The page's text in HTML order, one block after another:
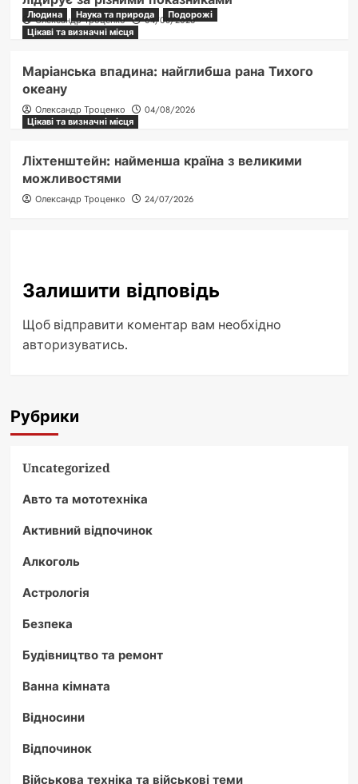
Олександр Троценко 04/08/2026
Людина Наука та природа
Подорожі
Цікаві та визначні місця
Маріанська впадина: найглибша рана Тихого
океану
Олександр Троценко
04/08/2026
Цікаві та визначні місця
Ліхтенштейн: найменша країна з великими
можливостями
Олександр Троценко 24/07/2026
Залишити відповідь
Щоб відправити коментар вам необхідно
авторизуватись.
Рубрики
Uncategorized
Авто та мототехніка
Активний відпочинок
Алкоголь
Астрологія
Безпека
Будівництво та ремонт
Ванна кімната
Відносини
Відпочинок
Військова техніка та військові теми